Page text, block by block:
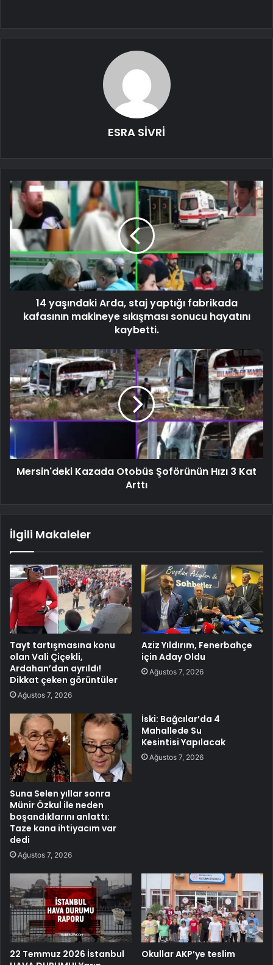
ESRA SİVRİ
14 yaşındaki Arda, staj yaptığı fabrikada
kafasının makineye sıkışması sonucu hayatını
kaybetti.
Mersin'deki Kazada Otobüs Şoförünün Hızı 3 Kat
Arttı
İlgili Makaleler
Tayt tartışmasına konu
olan Vali Çiçekli,
Ardahan’dan ayrıldı!
Dikkat çeken görüntüler
Ağustos 7, 2026
Aziz Yıldırım, Fenerbahçe
için Aday Oldu
Ağustos 7, 2026
Suna Selen yıllar sonra
Münir Özkul ile neden
boşandıklarını anlattı:
Taze kana ihtiyacım var
dedi
Ağustos 7, 2026
İski: Bağcılar’da 4
Mahallede Su
Kesintisi Yapılacak
Ağustos 7, 2026
22 Temmuz 2026 İstanbul
Okullar AKP’ye teslim